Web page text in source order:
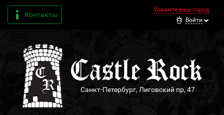
Контакты
Укажите ваш город
Войти
Санкт-Петербург, Лиговский пр, 47